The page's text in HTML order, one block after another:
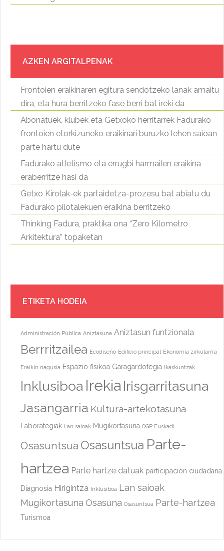
AZKEN ARGITALPENAK
Frontoien eraikinaren egitura sendotzeko lanak amaitu
dira, eta hura berritzeko fase berri bat ireki da
Abonatuek, klubek eta Getxoko herritarrek Fadurako
frontoien etorkizuneko eraikinari buruzko lehen saioan
parte hartu dute
Fadurako atletismo eta errugbi harmailen eraikina
eraberritze hasi da
Getxo Kirolak-ek partaidetza-prozesu bat abiatu du
Fadurako pilotalekuen eraikina berritzeko
Thinking Fadura, praktika ona “Zero Kilometro
Arkitektura” topaketan
ETIKETA HODEIA
Administración Pública Aniztasuna Aniztasun funtzionala
Berrritzailea Ecodiseño Edificio principal Ekonomia zirkularrra
Eraikin nagusia Espazio fisikoa Garagardotegia Ikaskuntzak
Inklusiboa Irekia Irisgarritasuna
Jasangarria Kultura-artekotasuna
Laborategiak Lan saioak Mugikortasuna OGP Euskadi
Osasuntsua Osasuntsua Parte-
hartzea Parte hartze datuak participación ciudadana
Diagnosia Hirigintza Inklusiboa Lan saioak
Mugikortasuna Osasuna Osasuntsua Parte-hartzea
Turismoa